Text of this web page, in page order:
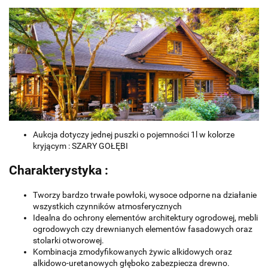
Aukcja dotyczy jednej puszki o pojemności 1l w kolorze
kryjącym : SZARY GOŁĘBI
Charakterystyka :
Tworzy bardzo trwałe powłoki, wysoce odporne na działanie
wszystkich czynników atmosferycznych
Idealna do ochrony elementów architektury ogrodowej, mebli
ogrodowych czy drewnianych elementów fasadowych oraz
stolarki otworowej.
Kombinacja zmodyfikowanych żywic alkidowych oraz
alkidowo-uretanowych głęboko zabezpiecza drewno.